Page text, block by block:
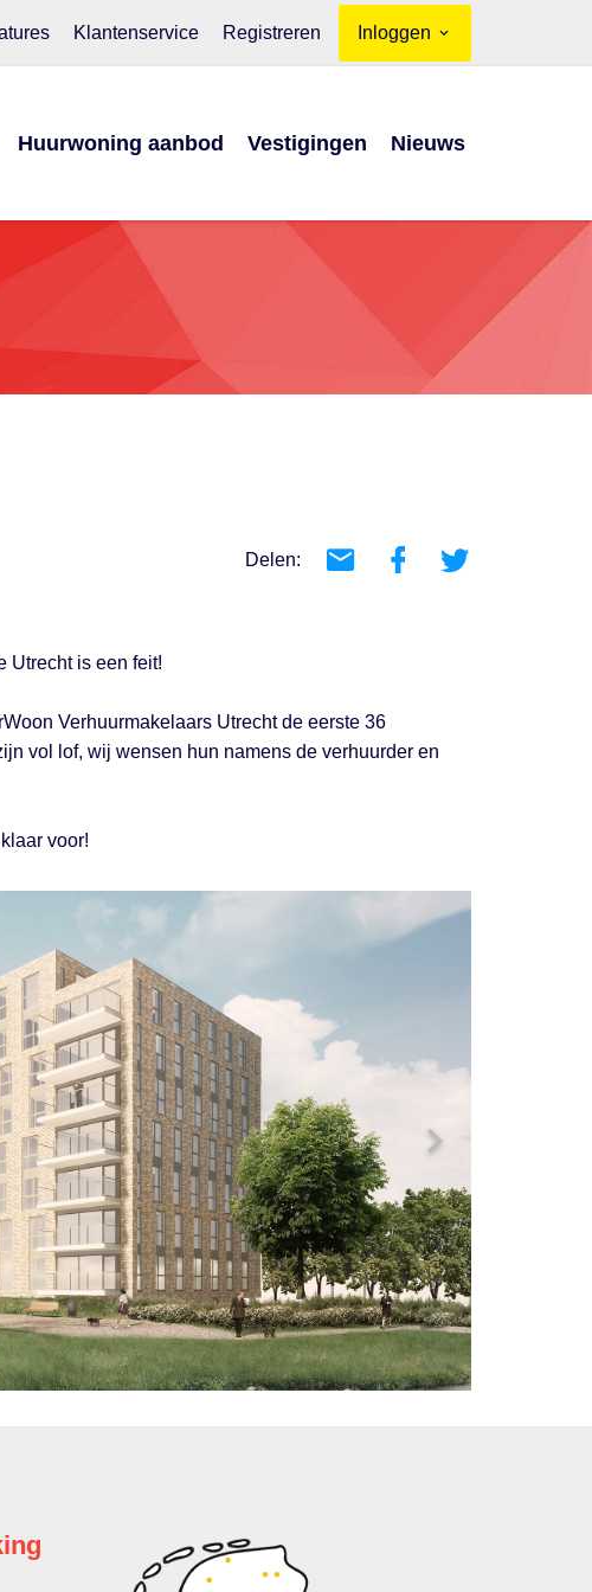
Klantenservice Registreren Inloggen
Huurwoning aanbod Vestigingen Nieuws
Delen:
Utrecht is een feit!
Verhuurmakelaars Utrecht de eerste 36
vol lof, wij wensen hun namens de verhuurder en
voor!